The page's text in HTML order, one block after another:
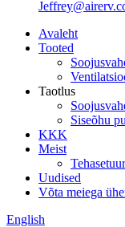
Avaleht
Tooted
Taotlus
Siseõhu
KKK
Meist
Tehasetuur
Uudised
Võta meiega
English